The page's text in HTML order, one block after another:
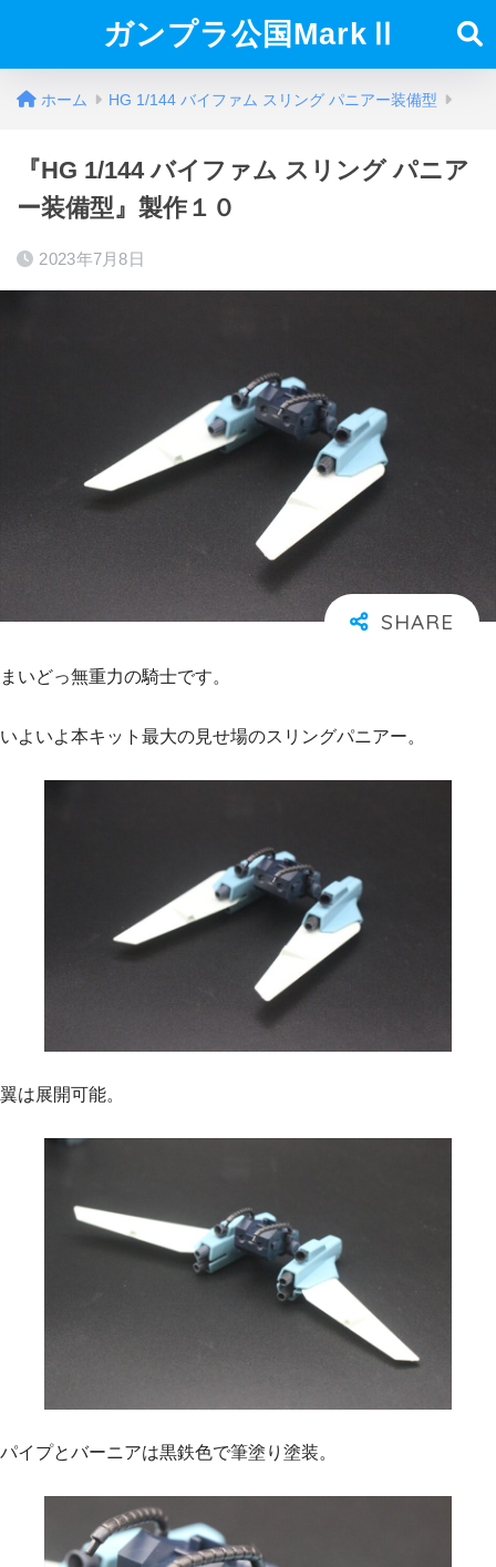
ガンプラ公国MarkⅡ
ホーム HG 1/144 バイファム スリング パニアー装備型
『HG 1/144 バイファム スリング パニア
ー装備型』製作１０
2023年7月8日
まいどっ無重力の騎士です。
いよいよ本キット最大の見せ場のスリングパニアー。
翼は展開可能。
パイプとバーニアは黒鉄色で筆塗り塗装。